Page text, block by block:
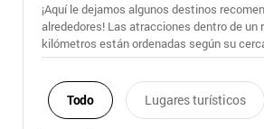
¡Aquí le dejamos algunos destinos
alrededores! Las atracciones dentro de un
kilómetros están ordenadas según su
Todo Lugares turísticos